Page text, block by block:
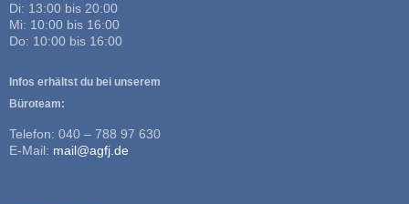
Di: 13:00 bis 20:00
Mi: 10:00 bis 16:00
Do: 10:00 bis 16:00
Infos erhältst du bei unserem
Büroteam:
Telefon: 040 – 788 97 630
E-Mail: mail@agfj.de